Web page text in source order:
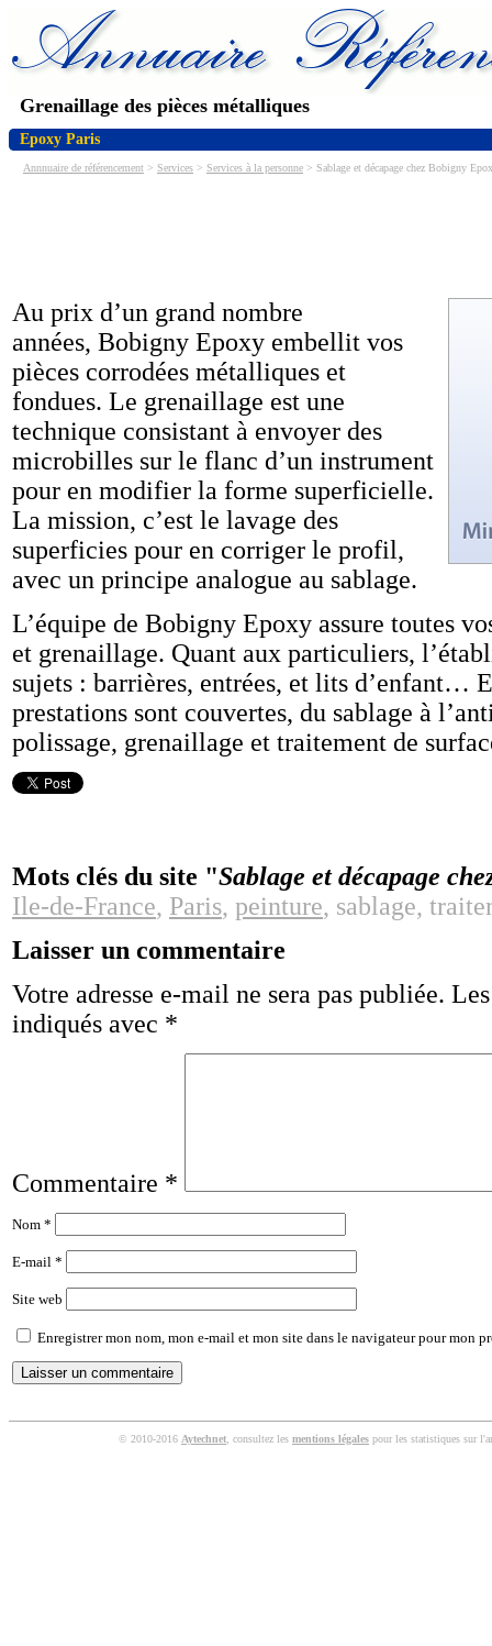
Grenaillage des pièces métalliques
Epoxy Paris
Annnuaire de référencement > Services > Services à la personne > Sablage et décapage chez Bobigny
Au prix d’un grand nombre
années, Bobigny Epoxy embellit vos
pièces corrodées métalliques et
fondues. Le grenaillage est une
technique consistant à envoyer des
microbilles sur le flanc d’un instrument
pour en modifier la forme superficielle.
La mission, c’est le lavage des
superficies pour en corriger le profil,
avec un principe analogue au sablage.
L’équipe de Bobigny Epoxy assure toutes
et grenaillage. Quant aux particuliers,
sujets : barrières, entrées, et lits d’enfant…
prestations sont couvertes, du sablage à
polissage, grenaillage et traitement de
Mots clés du site "Sablage et décapage
Ile-de-France, Paris, peinture, sablage,
Laisser un commentaire
Votre adresse e-mail ne sera pas publiée.
indiqués avec *
Commentaire *
Nom *
E-mail *
Site web
Enregistrer mon nom, mon e-mail et mon site dans le navigateur pour mon
© 2010-2016 Aytechnet , consultez les mentions légales pour les statistiques sur